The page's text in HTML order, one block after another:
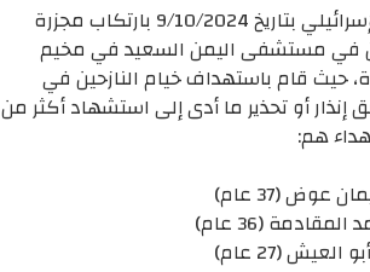
قام طيران الاحتلال الإسرائيلي بتاريخ 9/10/2024 بارتكاب مجزرة
في مستشفى اليمن السعيد في مخيم
حيث قام باستهداف خيام النازحين في
أو تحذير ما أدى إلى استشهاد أكثر من